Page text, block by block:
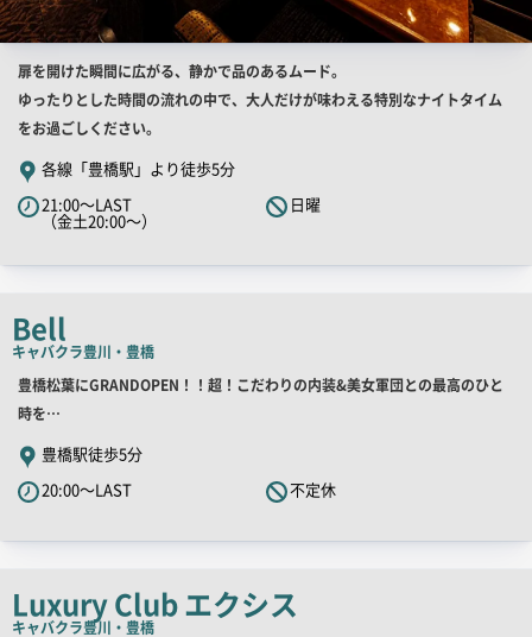
店
舗
PR
キ
ャ
ッ
コ
ー
扉を開けた瞬間に広がる、静かで品のあるムード。
ゆったりとした時間の流れの中で、大人だけが味わえる特別なナイトタイム
をお過ごしください。
各線「豊橋駅」より徒歩5分
21:00～LAST
（金土20:00～）
日曜
Bell
キャバクラ豊川・豊橋
店
舗
PR
キ
ャ
ピ
豊橋松葉にGRANDOPEN！！超！こだわりの内装&美女軍団との最高のひと
時を…
豊橋駅徒歩5分
20:00～LAST
不定休
Luxury Club エクシス
キャバクラ豊川・豊橋